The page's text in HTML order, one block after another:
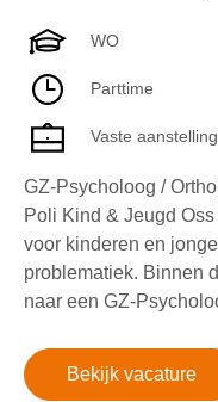
WO
Parttime
Vaste aanstelling
GZ-Psycholoog /
Poli Kind & Jeugd
voor kinderen en
problematiek. Binnen
naar een GZ-
Bekijk vacature